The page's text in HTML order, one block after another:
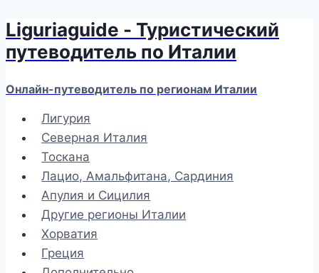
Перейти
к
содержимому
Liguriaguide - Туристический
путеводитель по Италии
Онлайн-путеводитель по регионам Италии
Лигурия
Северная Италия
Тоскана
Лацио, Амальфитана, Сардиния
Апулия и Сицилия
Другие регионы Италии
Хорватия
Греция